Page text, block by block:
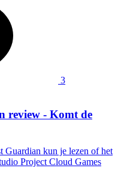
3
review - Komt de
Guardian kun je lezen of het
Project Cloud Games